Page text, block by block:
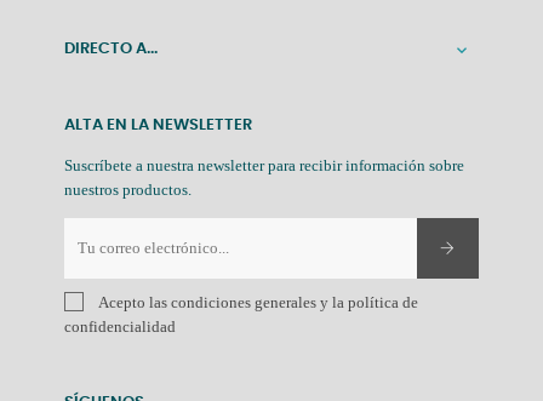
DIRECTO A... 
ALTA EN LA NEWSLETTER
Suscríbete a nuestra newsletter para recibir información sobre
nuestros productos.
Acepto las condiciones generales y la política de
confidencialidad